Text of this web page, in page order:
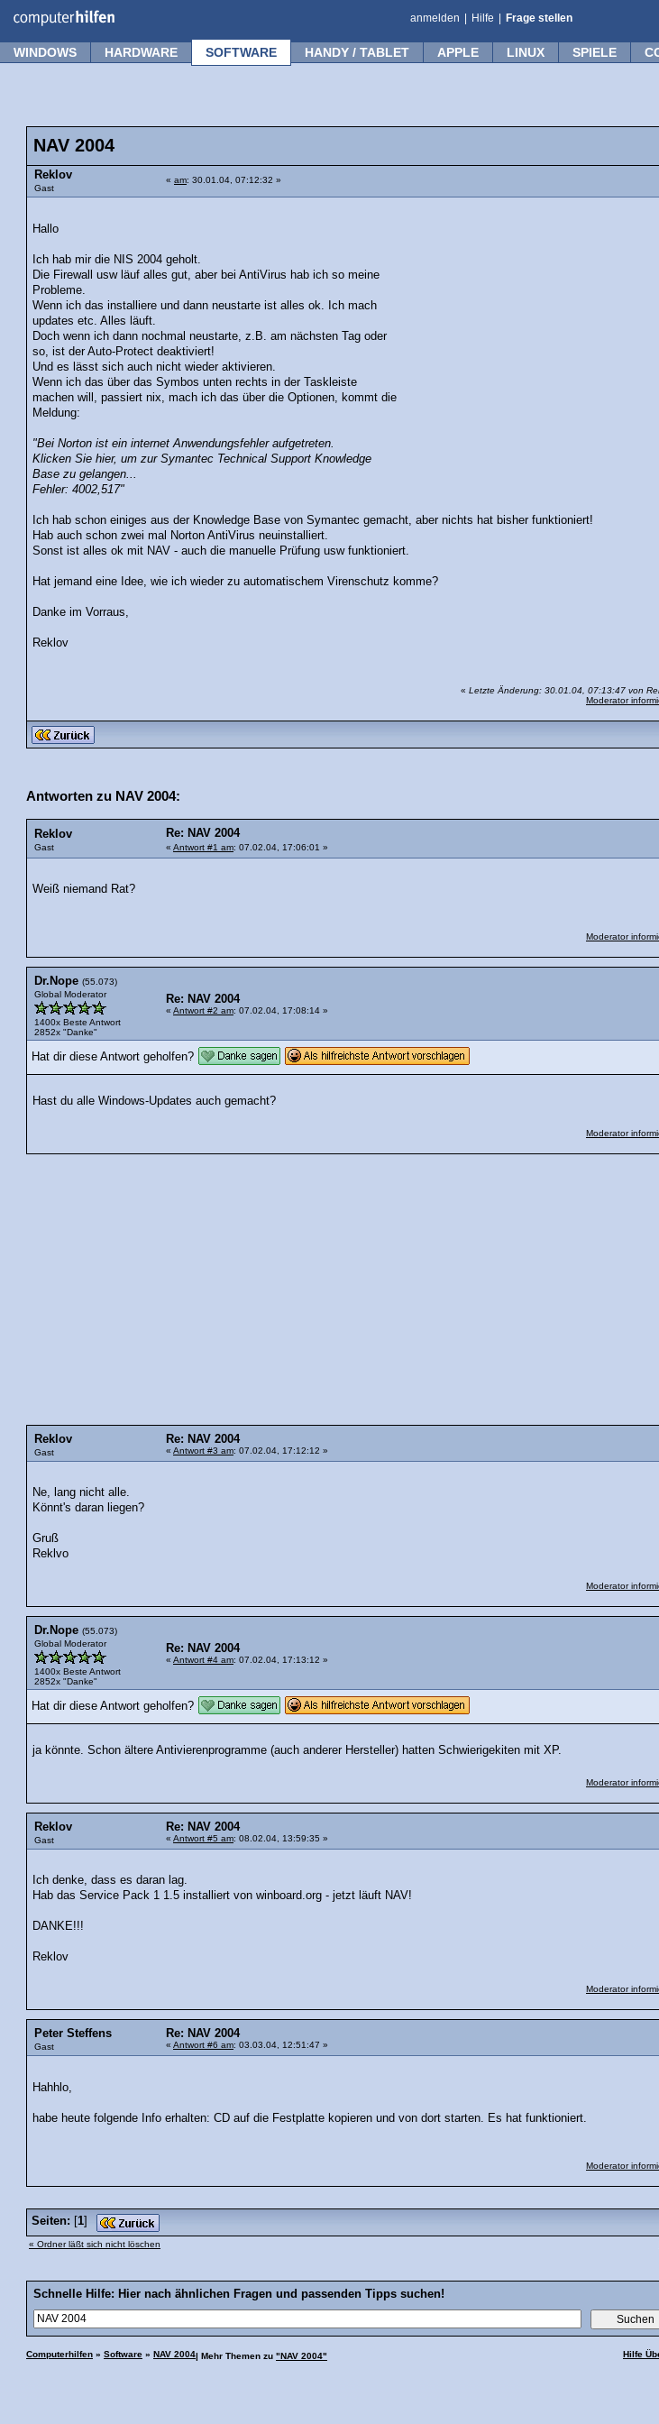
anmelden Hilfe Frage stellen
WINDOWS HARDWARE SOFTWARE HANDY / TABLET APPLE LINUX SPIELE
NAV 2004
Reklov
Gast
« am: 30.01.04, 07:12:32 »
Hallo
Ich hab mir die NIS 2004 geholt.
Die Firewall usw läuf alles gut, aber bei AntiVirus hab ich so meine
Probleme.
Wenn ich das installiere und dann neustarte ist alles ok. Ich mach
updates etc. Alles läuft.
Doch wenn ich dann nochmal neustarte, z.B. am nächsten Tag oder
so, ist der Auto-Protect deaktiviert!
Und es lässt sich auch nicht wieder aktivieren.
Wenn ich das über das Symbos unten rechts in der Taskleiste
machen will, passiert nix, mach ich das über die Optionen, kommt die
Meldung:
"Bei Norton ist ein internet Anwendungsfehler aufgetreten.
Klicken Sie hier, um zur Symantec Technical Support Knowledge
Base zu gelangen...
Fehler: 4002,517"
Ich hab schon einiges aus der Knowledge Base von Symantec gemacht, aber nichts hat bisher funktioniert!
Hab auch schon zwei mal Norton AntiVirus neuinstalliert.
Sonst ist alles ok mit NAV - auch die manuelle Prüfung usw funktioniert.
Hat jemand eine Idee, wie ich wieder zu automatischem Virenschutz komme?
Danke im Vorraus,
Reklov
« Letzte Änderung: 30.01.04, 07:13:47 von
Moderator
Antworten zu NAV 2004:
Reklov
Gast
Re: NAV 2004
« Antwort #1 am: 07.02.04, 17:06:01 »
Weiß niemand Rat?
Moderator
Dr.Nope (55.073)
Global Moderator
1400x Beste Antwort
2852x "Danke"
Re: NAV 2004
« Antwort #2 am: 07.02.04, 17:08:14 »
Hat dir diese Antwort geholfen?
Hast du alle Windows-Updates auch gemacht?
Moderator
Reklov
Gast
Re: NAV 2004
« Antwort #3 am: 07.02.04, 17:12:12 »
Ne, lang nicht alle.
Könnt's daran liegen?
Gruß
Reklvo
Moderator
Dr.Nope (55.073)
Global Moderator
1400x Beste Antwort
2852x "Danke"
Re: NAV 2004
« Antwort #4 am: 07.02.04, 17:13:12 »
Hat dir diese Antwort geholfen?
ja könnte. Schon ältere Antivierenprogramme (auch anderer Hersteller) hatten Schwierigekiten mit XP.
Moderator
Reklov
Gast
Re: NAV 2004
« Antwort #5 am: 08.02.04, 13:59:35 »
Ich denke, dass es daran lag.
Hab das Service Pack 1 1.5 installiert von winboard.org - jetzt läuft NAV!
DANKE!!!
Reklov
Moderator
Peter Steffens
Gast
Re: NAV 2004
« Antwort #6 am: 03.03.04, 12:51:47 »
Hahhlo,
habe heute folgende Info erhalten: CD auf die Festplatte kopieren und von dort starten. Es hat funktioniert.
Moderator
Seiten: [1]
« Ordner läßt sich nicht löschen
Schnelle Hilfe: Hier nach ähnlichen Fragen und passenden Tipps suchen!
Computerhilfen » Software » NAV 2004 Hilfe
| Mehr Themen zu "NAV 2004"